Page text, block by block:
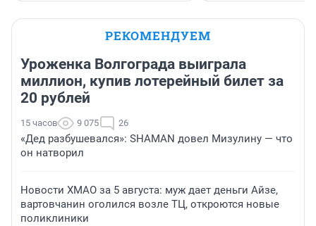
РЕКОМЕНДУЕМ
Уроженка Волгограда выиграла
миллион, купив лотерейный билет за
20 рублей
15 часов 9 075 26
«Дед разбушевался»: SHAMAN довел Мизулину — что
он натворил
Новости ХМАО за 5 августа: муж дает деньги Айзе,
вартовчанин оголился возле ТЦ, откроются новые
поликлиники